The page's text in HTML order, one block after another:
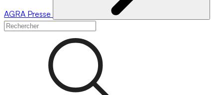
AGRA Presse